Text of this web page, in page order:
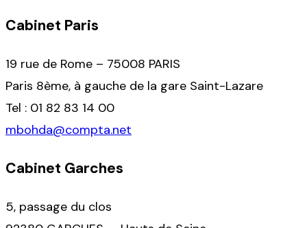
Cabinet Paris
19 rue de Rome – 75008 PARIS
Paris 8ème, à gauche de la gare Saint-Lazare
Tel : 01 82 83 14 00
mbohda@compta.net
Cabinet Garches
5, passage du clos